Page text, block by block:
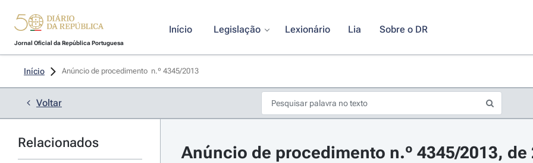
Jornal Oficial da República Portuguesa
Início Legislação Lexionário Lia Sobre o DR
Início Anúncio de procedimento  n.º 4345/2013
Voltar
Relacionados
Anúncio de procedimento n.º 4345/2013, de